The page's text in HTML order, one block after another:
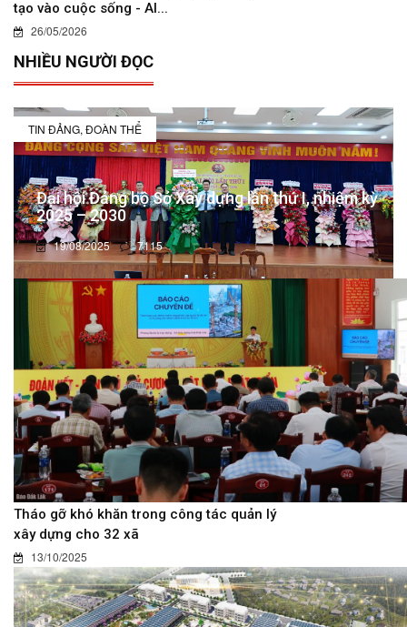
tạo vào cuộc sống - AI...
26/05/2026
NHIỀU NGƯỜI ĐỌC
TIN ĐẢNG, ĐOÀN THỂ
Đại hội Đảng bộ Sở Xây dựng lần thứ I, nhiệm kỳ
2025 – 2030
19/08/2025 7115
Tháo gỡ khó khăn trong công tác quản lý
xây dựng cho 32 xã
13/10/2025